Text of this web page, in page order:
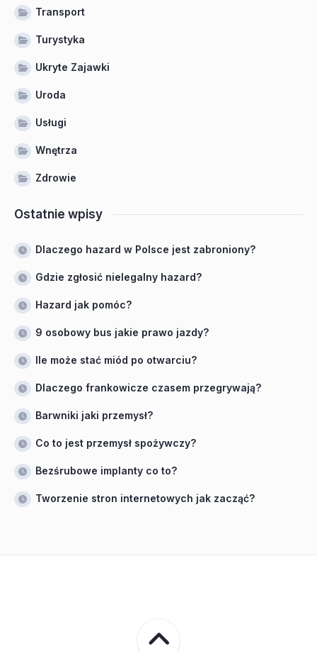
Transport
Turystyka
Ukryte Zajawki
Uroda
Usługi
Wnętrza
Zdrowie
Ostatnie wpisy
Dlaczego hazard w Polsce jest zabroniony?
Gdzie zgłosić nielegalny hazard?
Hazard jak pomóc?
9 osobowy bus jakie prawo jazdy?
Ile może stać miód po otwarciu?
Dlaczego frankowicze czasem przegrywają?
Barwniki jaki przemysł?
Co to jest przemysł spożywczy?
Bezśrubowe implanty co to?
Tworzenie stron internetowych jak zacząć?